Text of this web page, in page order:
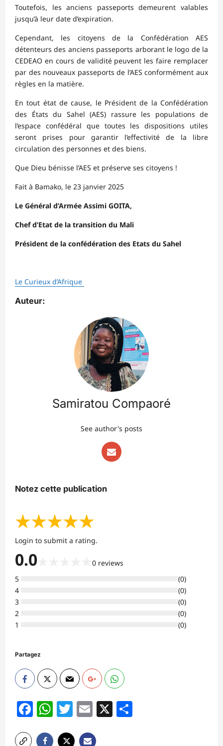
Toutefois, les anciens passeports demeurent valables
jusqu’à leur date d’expiration.
Cependant, les citoyens de la Confédération AES
détenteurs des anciens passeports arborant le logo de la
CEDEAO en cours de validité peuvent les faire remplacer
par des nouveaux passeports de l’AES conformément aux
règles en la matière.
En tout état de cause, le Président de la Confédération
des États du Sahel (AES) rassure les populations de
l’espace confédéral que toutes les dispositions utiles
seront prises pour garantir l’effectivité de la libre
circulation des personnes et des biens.
Que Dieu bénisse l’AES et préserve ses citoyens !
Fait à Bamako, le 23 janvier 2025
Le Général d’Armée Assimi GOITA,
Chef d’Etat de la transition du Mali
Président de la confédération des Etats du Sahel
Le Curieux d’Afrique
Auteur:
Samiratou Compaoré
See author's posts
Notez cette publication
★★★★★
Login to submit a rating.
0.0 0 reviews
5
(0)
4
(0)
3
(0)
2
(0)
1
(0)
Partagez
Facebook
WhatsApp
Twitter
Email
X